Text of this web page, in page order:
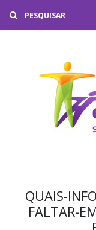
QUAIS-
FALTAR-